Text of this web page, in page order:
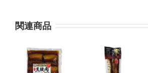
関連商品